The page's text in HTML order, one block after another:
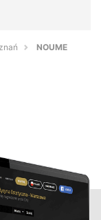
NOUME